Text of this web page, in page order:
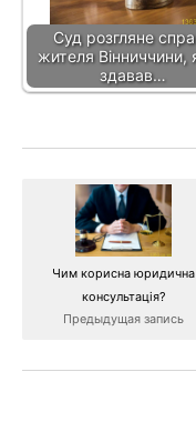
Суд розгляне
жителя Вінниччини,
здавав…
Чим корисна юридична
консультація?
Предыдущая запись